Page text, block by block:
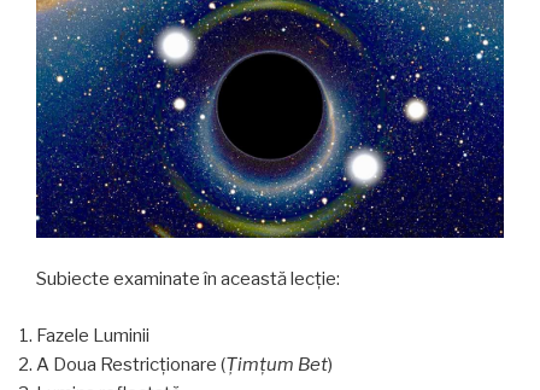
Subiecte examinate în această lecție:
Fazele Luminii
A Doua Restricționare (Ţimţum Bet)